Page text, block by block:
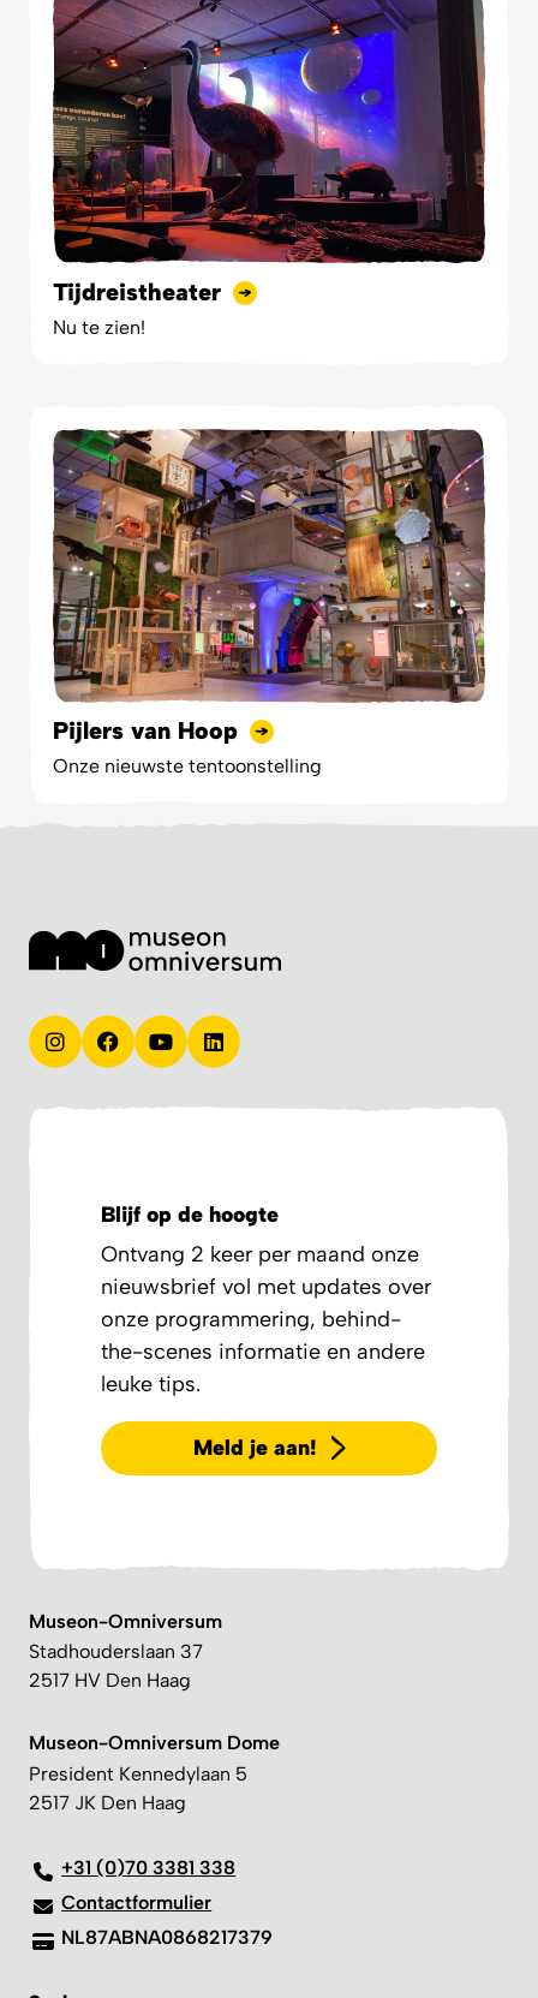
Tijdreistheater
Nu te zien!
Pijlers van Hoop
Onze nieuwste tentoonstelling
Blijf op de hoogte
Ontvang 2 keer per maand onze
nieuwsbrief vol met updates over
onze programmering, behind-
the-scenes informatie en andere
leuke tips.
Meld je aan!
Museon-Omniversum
Stadhouderslaan 37
2517 HV Den Haag
Museon-Omniversum Dome
President Kennedylaan 5
2517 JK Den Haag
+31 (0)70 3381 338
Contactformulier
NL87ABNA0868217379